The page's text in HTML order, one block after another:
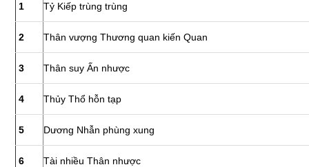
1 Tỷ Kiếp trùng trùng
2 Thân vượng Thương quan kiến Quan
3 Thân suy Ấn nhược
4 Thủy Thổ hỗn tạp
5 Dương Nhẫn phùng xung
6 Tài nhiều Thân nhược